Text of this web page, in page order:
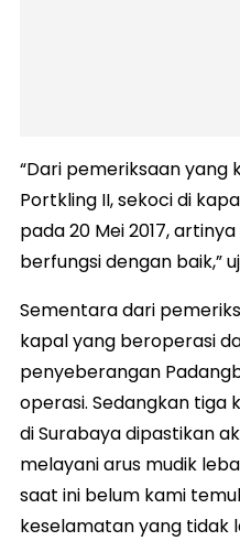
“Dari pemeriksaan yang
Portkling II, sekoci di
pada 20 Mei 2017,
berfungsi dengan baik,”
Sementara dari
kapal yang beroperasi
penyeberangan
operasi. Sedangkan tiga
di Surabaya dipastikan
melayani arus mudik
saat ini belum kami
keselamatan yang tidak